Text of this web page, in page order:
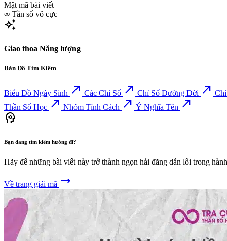
Mật mã bài viết
∞ Tần số vô cực
auto_awesome
Giao thoa Năng lượng
Bản Đồ Tìm Kiếm
Biểu Đồ Ngày Sinh north_east Các Chỉ Số north_east Chỉ Số Đường Đời north_east
Thần Số Học north_east Nhóm Tính Cách north_east Ý Nghĩa Tên north_east
psychology
Bạn đang tìm kiếm hướng đi?
Hãy để những bài viết này trở thành ngọn hải đăng dẫn lối trong
Về trang giải mã trending_flat